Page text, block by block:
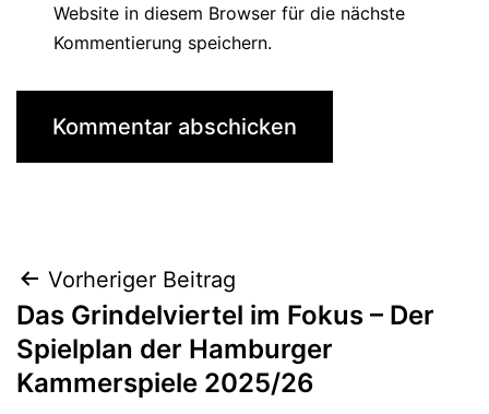
Website in diesem Browser für die nächste
Kommentierung speichern.
Beitrags-
Navigation
Vorheriger Beitrag
Das Grindelviertel im Fokus – Der
Spielplan der Hamburger
Kammerspiele 2025/26